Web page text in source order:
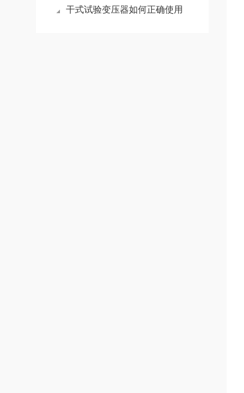
干式试验变压器如何正确使用